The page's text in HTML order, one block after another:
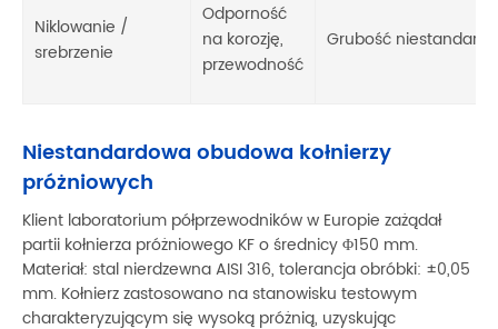
Niklowanie /
srebrzenie
Odporność
na korozję,
przewodność
Grubość
Niestandardowa obudowa kołnierzy
próżniowych
Klient laboratorium półprzewodników w Europie zażądał
partii kołnierza próżniowego KF o średnicy Φ150 mm.
Materiał: stal nierdzewna AISI 316, tolerancja obróbki: ±0,05
mm. Kołnierz zastosowano na stanowisku testowym
charakteryzującym się wysoką próżnią, uzyskując